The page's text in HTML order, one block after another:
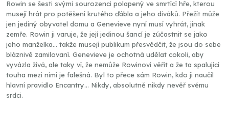
Rowin se šesti svými sourozenci polapený ve smrtící hře, kterou
musejí hrát pro potěšení krutého ďábla a jeho diváků. Přežít může
jen jediný obyvatel domu a Genevieve nyní musí vyhrát, jinak
zemře. Rowin ji varuje, že její jedinou šancí je zúčastnit se jako
jeho manželka… takže musejí publikum přesvědčit, že jsou do sebe
bláznivě zamilovaní. Genevieve je ochotná udělat cokoli, aby
vyvázla živá, ale taky ví, že nemůže Rowinovi věřit a že ta spalující
touha mezi nimi je falešná. Byl to přece sám Rowin, kdo ji naučil
hlavní pravidlo Encantry… Nikdy, absolutně nikdy nevěř svému
srdci.